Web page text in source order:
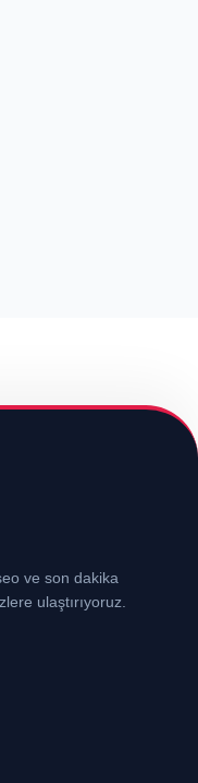
ve son dakika
ulaştırıyoruz.